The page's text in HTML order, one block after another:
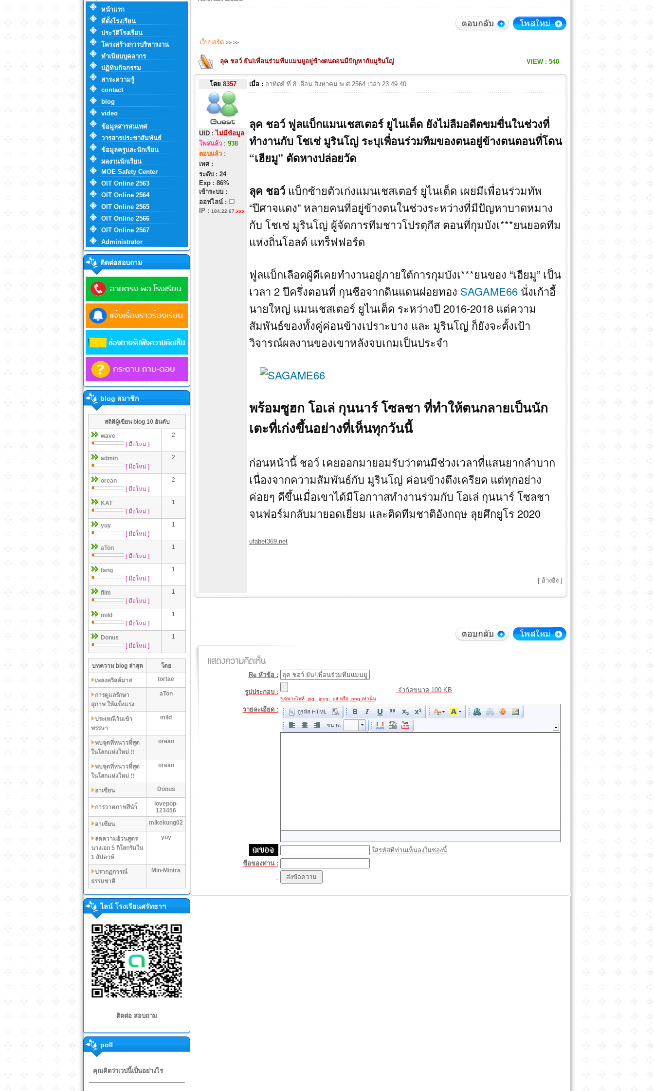
หน้าแรก
ที่ตั้งโรงเรียน
ประวัติโรงเรียน
โครงสร้างการบริหารงาน
ทำเนียบบุคลากร
ปฏิทินกิจกรรม
สาระความรู้
contact
blog
video
ข้อมูลสารสนเทศ
วารสารประชาสัมพันธ์
ข้อมูลครูและนักเรียน
ผลงานนักเรียน
MOE Safety Center
OIT Online 2563
OIT Online 2564
OIT Online 2565
OIT Online 2566
OIT Online 2567
Administrator
ติดต่อสอบถาม
blog สมาชิก
สถิติผู้เขียน blog 10 อันดับ
wave
[ มือใหม่ ]
2
admin
[ มือใหม่ ]
2
orean
[ มือใหม่ ]
2
KAT
[ มือใหม่ ]
1
yuy
[ มือใหม่ ]
1
aTon
[ มือใหม่ ]
1
fang
[ มือใหม่ ]
1
film
[ มือใหม่ ]
1
mild
[ มือใหม่ ]
1
Donus
[ มือใหม่ ]
1
บทความ blog ล่าสุด โดย
เพลงคริสต์มาส tortae
การดูแลรักษา
สุภาพ ให้แข็งแรง
aTon
ประเพณีวันเข้า
พรรษา
mild
พบจุดที่หนาวที่สุด
ในโลกเเห่งใหม่ !!
orean
พบจุดที่หนาวที่สุด
ในโลกเเห่งใหม่ !!
orean
อาเซียน Donus
การวาดภาพสีนำ้
lovepop-
123456
อาเซียน
mikekung02
ลดความอ้วนสูตร
นางเอก 5 กิโลกรัมใน
1 สัปดาห์
yuy
ปรากฏการณ์
ธรรมชาติ
Min-Mintra
ไลน์ โรงเรียนศรัทธาฯ
ติดต่อ สอบถาม
poll
คุณคิดว่าเวปนี้เป็นอย่างไร
เว็บบอร์ด >> >>
ลุค ชอว์ ยัน!เพื่อนร่วมทีมแมนยูอยู่ข้างตนตอนมีปัญหากับมูรินโญ่ VIEW : 540
โดย 8357
UID :ไม่มีข้อมูล
โพสแล้ว : 938
ตอบแล้ว :
เพศ :
ระดับ : 24
Exp : 86%
เข้าระบบ :
ออฟไลน์ :
IP : 184.22.67. xxx
เมื่อ : อาทิตย์ ที่ 8 เดือน สิงหาคม พ.ศ.2564 เวลา 23:49:40
ลุค ชอว์ ฟูลแบ็กแมนเชสเตอร์ ยูไนเต็ด ยังไม่ลืมอดีตขมขื่นในช่วงที่
ทำงานกับ โชเซ่ มูรินโญ่ ระบุเพื่อนร่วมทีมของตนอยู่ข้างตนตอนที่โดน
“เฮียมู” ตัดหางปล่อยวัด
ลุค ชอว์แบ็กซ้ายตัวเก่งแมนเชสเตอร์ ยูไนเต็ด เผยมีเพื่อนร่วมทัพ
“ปีศาจแดง” หลายคนที่อยู่ข้างตนในช่วงระหว่างที่มีปัญหาบาดหมาง
กับ โชเซ่ มูรินโญ่ ผู้จัดการทีมชาวโปรตุกีส ตอนที่กุมบังเ***ยนยอดทีม
แห่งถิ่นโอลด์ แทร็ฟฟอร์ด
ฟูลแบ็กเลือดผู้ดีเคยทำงานอยู่ภายใต้การกุมบังเ***ยนของ “เฮียมู” เป็น
เวลา 2 ปีครึ่งตอนที่ กุนซือจากดินแดนฝอยทอง SAGAME66 นั่งเก้าอี้
นายใหญ่ แมนเชสเตอร์ ยูไนเต็ด ระหว่างปี 2016-2018 แต่ความ
สัมพันธ์ของทั้งคู่ค่อนข้างเปราะบาง และ มูรินโญ่ ก็ยังจะตั้งเป้า
วิจารณ์ผลงานของเขาหลังจบเกมเป็นประจำ
พร้อมซูฮก โอเล่ กุนนาร์ โซลชา ที่ทำให้ตนกลายเป็นนัก
เตะที่เก่งขึ้นอย่างที่เห็นทุกวันนี้
ก่อนหน้านี้ ชอว์ เคยออกมายอมรับว่าตนมีช่วงเวลาที่แสนยากลำบาก
เนื่องจากความสัมพันธ์กับ มูรินโญ่ ค่อนข้างตึงเครียด แต่ทุกอย่าง
ค่อยๆ ดีขึ้นเมื่อเขาได้มีโอกาาสทำงานร่วมกับ โอเล่ กุนนาร์ โซลชา
จนฟอร์มกลับมายอดเยี่ยม และติดทีมชาติอังกฤษ ลุยศึกยูโร 2020
ufabet369.net
[ อ้างอิง ]
Re หัวข้อ :
รูปประกอบ : จำกัดขนาด 100 KB
*เฉพาะไฟล์ .jpg, .jpeg, .gif หรือ .png เท่านั้น
รายละเอียด : ดูรหัส HTML
ขนาด
ใส่รหัสที่ท่านเห็นลงในช่องนี้
ชื่อของท่าน :